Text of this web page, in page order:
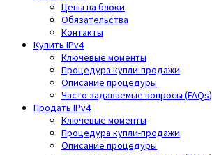
Цены на блоки
Обязательства
Контакты
Купить IPv4
Ключевые моменты
Процедура купли-продажи
Описание процедуры
Часто задаваемые вопросы (FAQs)
Продать IPv4
Ключевые моменты
Процедура купли-продажи
Описание процедуры